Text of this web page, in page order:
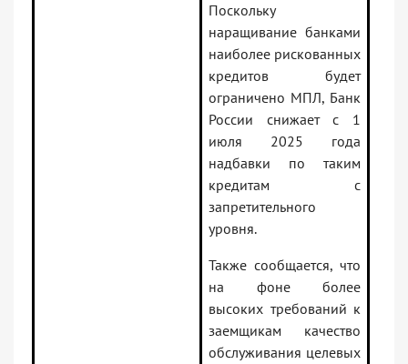
Поскольку
наращивание банками
наиболее рискованных
кредитов будет
ограничено МПЛ, Банк
России снижает с 1
июля 2025 года
надбавки по таким
кредитам с
запретительного
уровня.
Также сообщается, что
на фоне более
высоких требований к
заемщикам качество
обслуживания целевых